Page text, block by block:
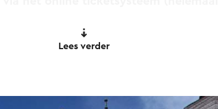
Lees verder